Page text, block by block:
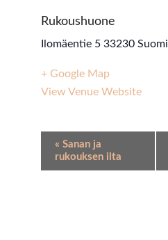
Rukoushuone
Ilomäentie 5 33230 Suomi
+ Google Map
View Venue Website
Event
Navigation
« Sanan ja
rukouksen ilta